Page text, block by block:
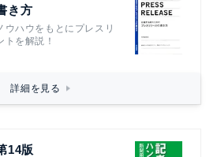
き方
ハウをもとにプレスリ
トを解説！
詳細を見る
14版